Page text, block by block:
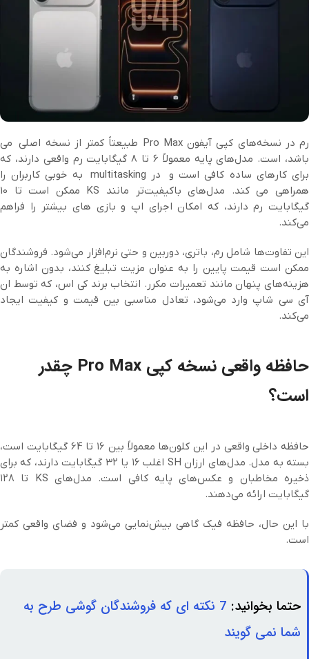
رم در نسخه‌های کپی آیفون Pro Max طبیعتاً کمتر از نسخه اصلی می
باشد، است. مدل‌های پایه معمولاً 6 تا 8 گیگابایت رم واقعی دارند، که
برای کارهای ساده کافی است و در multitasking به خوبی کاربران را
همراهی می کند. مدل‌های باکیفیت‌تر مانند KS ممکن است تا 10
گیگابایت رم دارند، که امکان اجرای اپ‌ و بازی های بیشتر را فراهم
می‌کند.
این تفاوت‌ها شامل رم، باتری، دوربین و حتی نرم‌افزار می‌شود. فروشندگان
ممکن است قیمت پایین را به عنوان مزیت تبلیغ کنند، بدون اشاره به
هزینه‌های پنهان مانند تعمیرات مکرر. انتخاب برند کی اس، که توسط ان
آی سی شاپ وارد می‌شود، تعادل مناسبی بین قیمت و کیفیت ایجاد
می‌کند.
حافظه واقعی نسخه کپی Pro Max چقدر
است؟
حافظه داخلی واقعی در این کلون‌ها معمولاً بین ۱۶ تا 64 گیگابایت است،
بسته به مدل. مدل‌های ارزان SH اغلب ۱۶ یا ۳۲ گیگابایت دارند، که برای
ذخیره مخاطبان و عکس‌های پایه کافی است. مدل‌های KS تا ۱۲۸
گیگابایت ارائه می‌دهند.
با این حال، حافظه فیک گاهی بیش‌نمایی می‌شود و فضای واقعی کمتر
است.
حتما بخوانید:
7 نکته ای که فروشندگان گوشی طرح به
شما نمی گویند